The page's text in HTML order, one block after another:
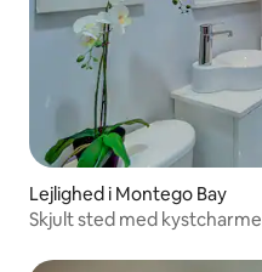
Lejlighed i Montego Bay
Skjult sted med kystcharme